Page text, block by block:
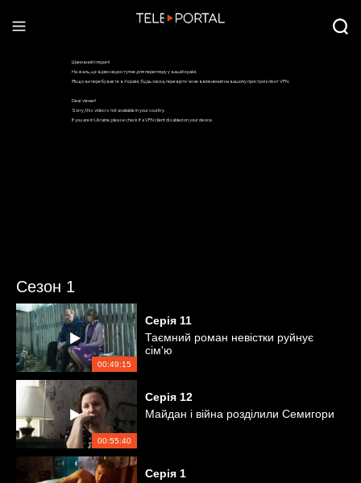
Сезон 1
00:49:15
Серія 11
Таємний роман невістки руйнує
сім'ю
00:55:40
Серія 12
Майдан і війна розділили Семигори
Серія 1